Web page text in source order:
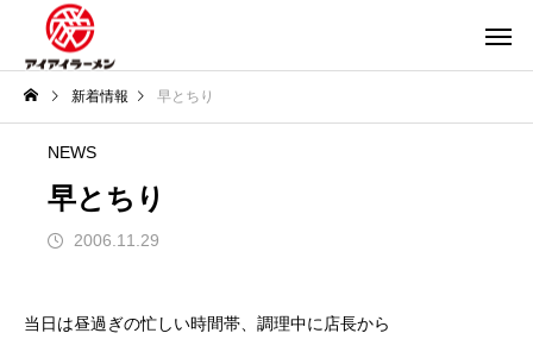
新着情報 早とちり
NEWS
早とちり
2006.11.29
当日は昼過ぎの忙しい時間帯、調理中に店長から